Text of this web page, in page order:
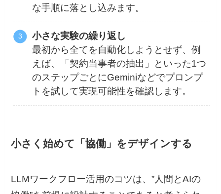
な手順に落とし込みます。
小さな実験の繰り返し
最初から全てを自動化しようとせず、例
えば、「契約当事者の抽出」といった1つ
のステップごとにGeminiなどでプロンプ
トを試して実現可能性を確認します。
小さく始めて「協働」をデザインする
LLMワークフロー活用のコツは、”人間とAIの